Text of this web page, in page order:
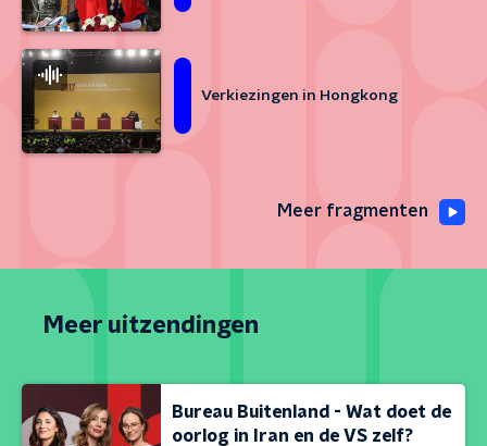
Verkiezingen in Hongkong
Meer fragmenten
Meer uitzendingen
Bureau Buitenland - Wat doet de
oorlog in Iran en de VS zelf?